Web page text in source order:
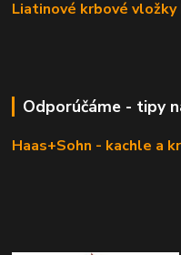
Liatinové krbové vložky
Odporúčáme - tipy
Haas+Sohn - kachle a